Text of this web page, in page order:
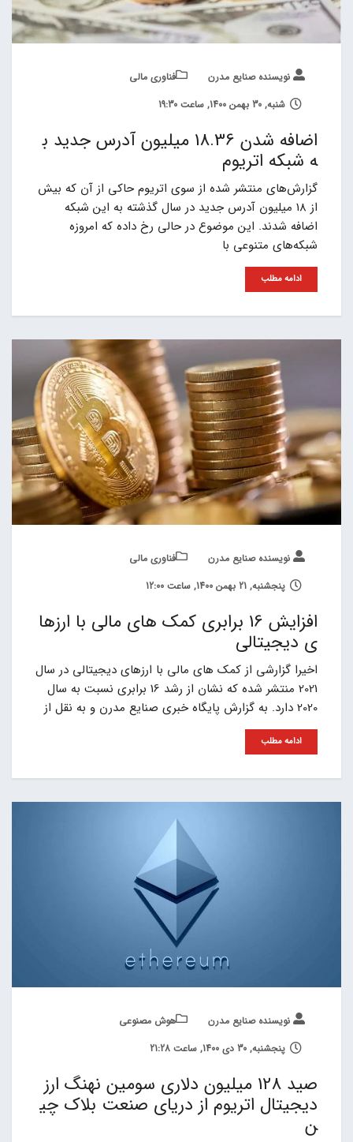
نویسنده صنایع مدرن
فناوری مالی
شنبه, 30 بهمن 1400, ساعت 19:30
اضافه شدن 18.36 میلیون آدرس جدید ب
ه شبکه اتریوم
گزارش‌های منتشر شده از سوی اتریوم حاکی از آن که بیش
از 18 میلیون آدرس جدید در سال گذشته به این شبکه
اضافه شدند. این موضوع در حالی رخ داده که امروزه
شبکه‌های متنوعی با
ادامه مطلب
نویسنده صنایع مدرن
فناوری مالی
پنجشنبه, 21 بهمن 1400, ساعت 12:00
افزایش 16 برابری کمک های مالی با ارزها
ی دیجیتالی
اخیرا گزارشی از کمک های مالی با ارزهای دیجیتالی در سال
2021 منتشر شده که نشان از رشد 16 برابری نسبت به سال
2020 دارد. به گزارش پایگاه خبری صنایع مدرن و به نقل از
ادامه مطلب
نویسنده صنایع مدرن
هوش مصنوعی
پنجشنبه, 30 دی 1400, ساعت 21:28
صید 128 میلیون دلاری سومین نهنگ ارز
دیجیتال اتریوم از دریای صنعت بلاک چی
ن